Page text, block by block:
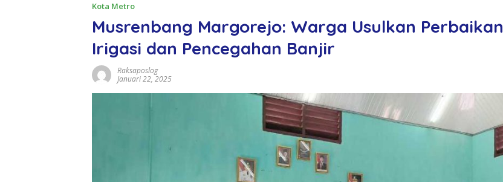
Kota Metro
Musrenbang Margorejo: Warga Usulkan Perbaikan
Irigasi dan Pencegahan Banjir
Raksaposlog
Januari 22, 2025